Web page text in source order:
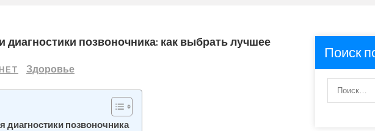
диагностики позвоночника: как выбрать лучшее
Здоровье
позвоночника
Поиск